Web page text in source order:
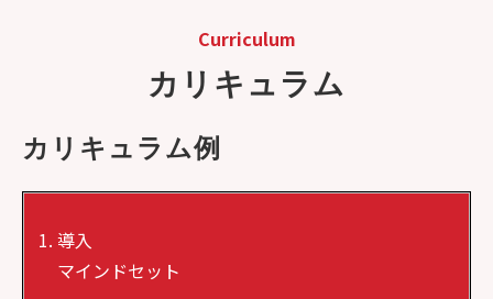
Curriculum
カリキュラム
カリキュラム例
導入
マインドセット